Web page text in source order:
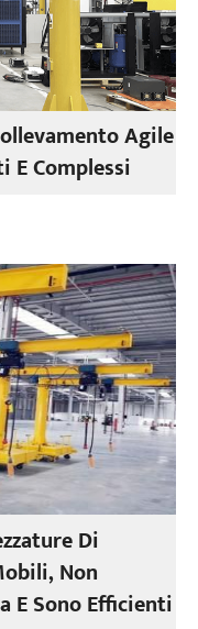
Agile
E Complessi
Di
Non
E Sono Efficienti